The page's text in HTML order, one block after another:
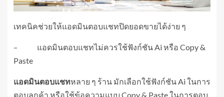
เทคนิคช่วยให้แอดมินตอบแชทปิดยอดขายได้ง่าย ๆ
– แอดมินตอบแชทไม่ควรใช้ฟังก์ชัน Ai หรือ Copy &
Paste
แอดมินตอบแชทหลาย ๆ ร้าน มักเลือกใช้ฟังก์ชัน Ai ในการ
ตอบลูกค้า หรือใช้ข้อความแบบ Copy & Paste ในการตอบ